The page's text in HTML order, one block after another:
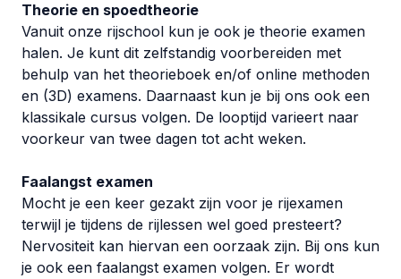
Theorie en spoedtheorie
Vanuit onze rijschool kun je ook je theorie examen
halen. Je kunt dit zelfstandig voorbereiden met
behulp van het theorieboek en/of online methoden
en (3D) examens. Daarnaast kun je bij ons ook een
klassikale cursus volgen. De looptijd varieert naar
voorkeur van twee dagen tot acht weken.
Faalangst examen
Mocht je een keer gezakt zijn voor je rijexamen
terwijl je tijdens de rijlessen wel goed presteert?
Nervositeit kan hiervan een oorzaak zijn. Bij ons kun
je ook een faalangst examen volgen. Er wordt